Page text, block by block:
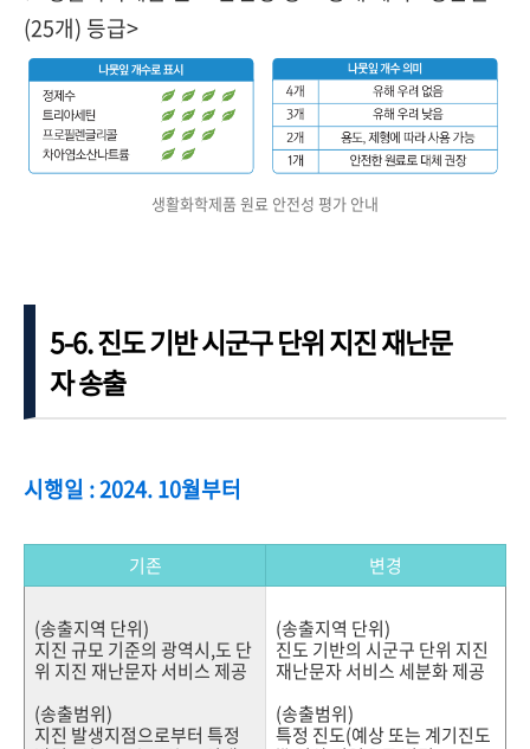
(25개) 등급>
생활화학제품 원료 안전성 평가 안내
5-6. 진도 기반 시군구 단위 지진 재난문
자 송출
시행일 : 2024. 10월부터
기존 변경
(송출지역 단위)
지진 규모 기준의 광역시,도 단
위 지진 재난문자 서비스 제공
(송출범위)
지진 발생지점으로부터 특정
(송출지역 단위)
진도 기반의 시군구 단위 지진
재난문자 서비스 세분화 제공
(송출범위)
특정 진도(예상 또는 계기진도